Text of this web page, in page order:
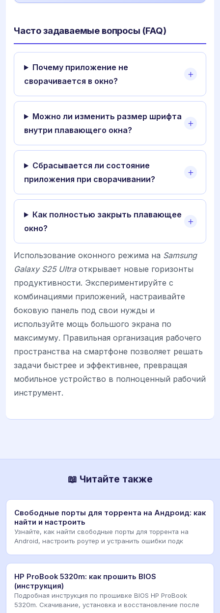
Часто задаваемые вопросы (FAQ)
Почему приложение не
сворачивается в окно?
Можно ли изменить размер шрифта
внутри плавающего окна?
Сбрасывается ли состояние
приложения при сворачивании?
Как полностью закрыть плавающее
окно?
Использование оконного режима на Samsung
Galaxy S25 Ultraоткрывает новые горизонты
продуктивности. Экспериментируйте с
комбинациями приложений, настраивайте
боковую панель под свои нужды и
используйте мощь большого экрана по
максимуму. Правильная организация рабочего
пространства на смартфоне позволяет решать
задачи быстрее и эффективнее, превращая
мобильное устройство в полноценный рабочий
инструмент.
📖 Читайте также
Свободные порты для торрента на Андроид: как
найти и настроить
Узнайте, как найти свободные порты для торрента на
Android, настроить роутер и устранить ошибки подк
HP ProBook 5320m: как прошить BIOS
(инструкция)
Подробная инструкция по прошивке BIOS HP ProBook
5320m. Скачивание, установка и восстановление после